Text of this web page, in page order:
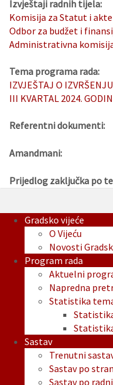
Izvještaji radnih tijela:
Komisija za Statut i akte
Odbor za budžet i
Administrativna
Tema programa rada:
IZVJEŠTAJ O
III KVARTAL 2024.
Referentni dokumenti:
Amandmani:
Prijedlog zaključka po
Gradsko vijeće
O Vijeću
Novosti
Program rada
Aktuelni
Napredna
Statistika
Sastav
Trenutni
Sastav po
Sastav po